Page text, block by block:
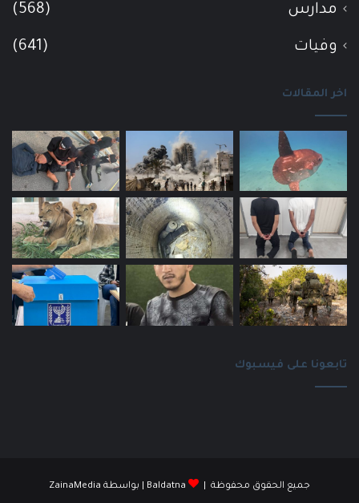
مدارس (568)
وفيات (641)
اخر المقالات
تابعونا على فيسبوك
جميع الحقوق محفوظة | Baldatna | بواسطة ZainaMedia